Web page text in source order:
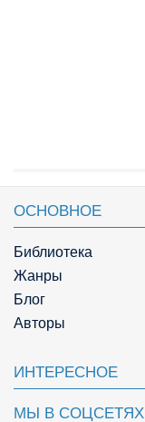
ОСНОВНОЕ
Библиотека
Жанры
Блог
Авторы
ИНТЕРЕСНОЕ
МЫ В СОЦСЕТЯХ